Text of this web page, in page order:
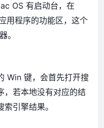
OS 有启动台，在
用程序的功能区，这个
。
Win 键，会首先打开搜
，若本地没有对应的结
引擎结果。